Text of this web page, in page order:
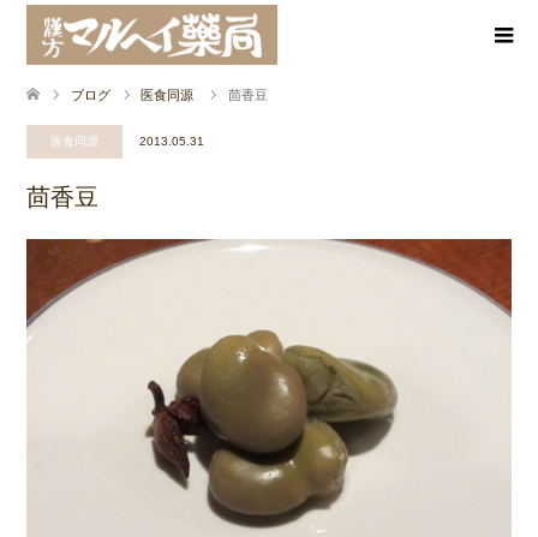
ブログ 医食同源 茴香豆
医食同源 2013.05.31
茴香豆